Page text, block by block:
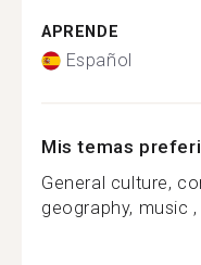
APRENDE
Español
Mis temas
General culture,
geography, music